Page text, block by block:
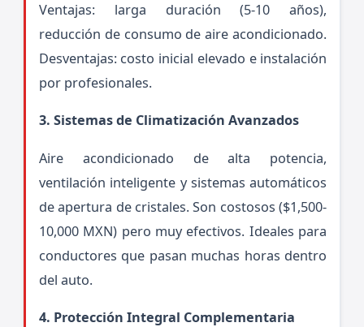
Ventajas: larga duración (5-10 años),
reducción de consumo de aire acondicionado.
Desventajas: costo inicial elevado e instalación
por profesionales.
3. Sistemas de Climatización Avanzados
Aire acondicionado de alta potencia,
ventilación inteligente y sistemas automáticos
de apertura de cristales. Son costosos ($1,500-
10,000 MXN) pero muy efectivos. Ideales para
conductores que pasan muchas horas dentro
del auto.
4. Protección Integral Complementaria